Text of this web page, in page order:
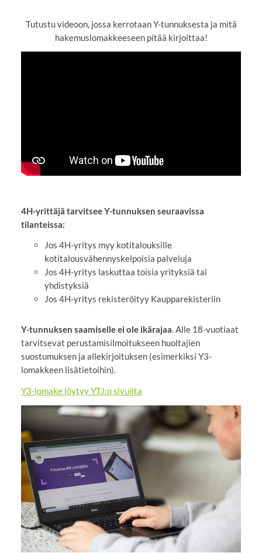
Tutustu videoon, jossa kerrotaan Y-tunnuksesta ja mitä
hakemuslomakkeeseen pitää kirjoittaa!
4H-yrittäjä tarvitsee Y-tunnuksen seuraavissa
tilanteissa:
Jos 4H-yritys myy kotitalouksille
kotitalousvähennyskelpoisia palveluja
Jos 4H-yritys laskuttaa toisia yrityksiä tai
yhdistyksiä
Jos 4H-yritys rekisteröityy Kaupparekisteriin
Y-tunnuksen saamiselle ei ole ikärajaa. Alle 18-vuotiaat
tarvitsevat perustamisilmoitukseen huoltajien
suostumuksen ja allekirjoituksen (esimerkiksi Y3-
lomakkeen lisätietoihin).
Y3-lomake löytyy YTJ:n sivuilta